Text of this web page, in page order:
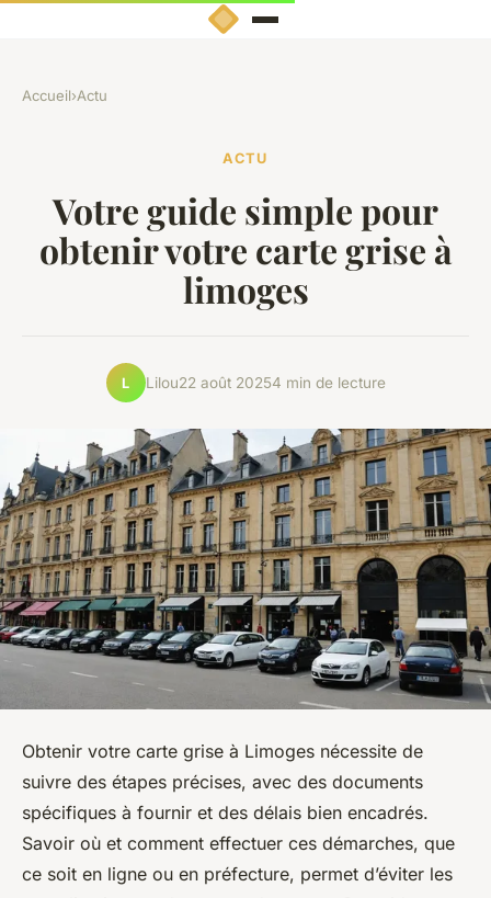
Accueil›Actu
ACTU
Votre guide simple pour
obtenir votre carte grise à
limoges
L Lilou22 août 20254 min de lecture
Obtenir votre carte grise à Limoges nécessite de
suivre des étapes précises, avec des documents
spécifiques à fournir et des délais bien encadrés.
Savoir où et comment effectuer ces démarches, que
ce soit en ligne ou en préfecture, permet d’éviter les